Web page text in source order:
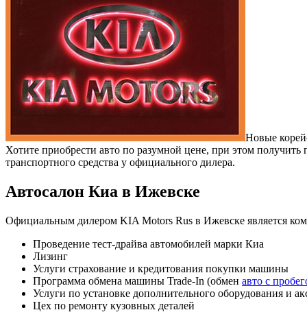
Новые
Хотите приобрести авто по разумной цене, при этом
транспортного средства у официального дилера.
Автосалон Киа в Ижевске
Официальным дилером KIA Motors Rus в Ижевске является
Проведение тест-драйва автомобилей марки Киа
Лизинг
Услуги страхование и кредитования покупки машины
Программа обмена машины Trade-In (обмен авто с
Услуги по установке дополнительного оборудования и
Цех по ремонту кузовных деталей